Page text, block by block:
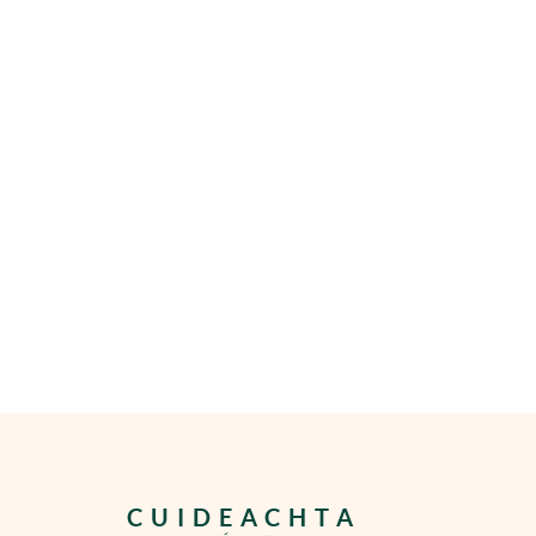
CUIDEACHTA